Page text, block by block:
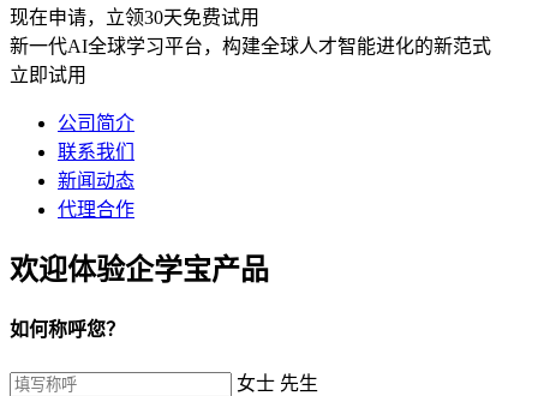
现在申请，立领30天免费试用
新一代AI全球学习平台，构建全球人才智能进化的新范式
立即试用
公司简介
联系我们
新闻动态
代理合作
欢迎体验企学宝产品
如何称呼您？
女士 先生